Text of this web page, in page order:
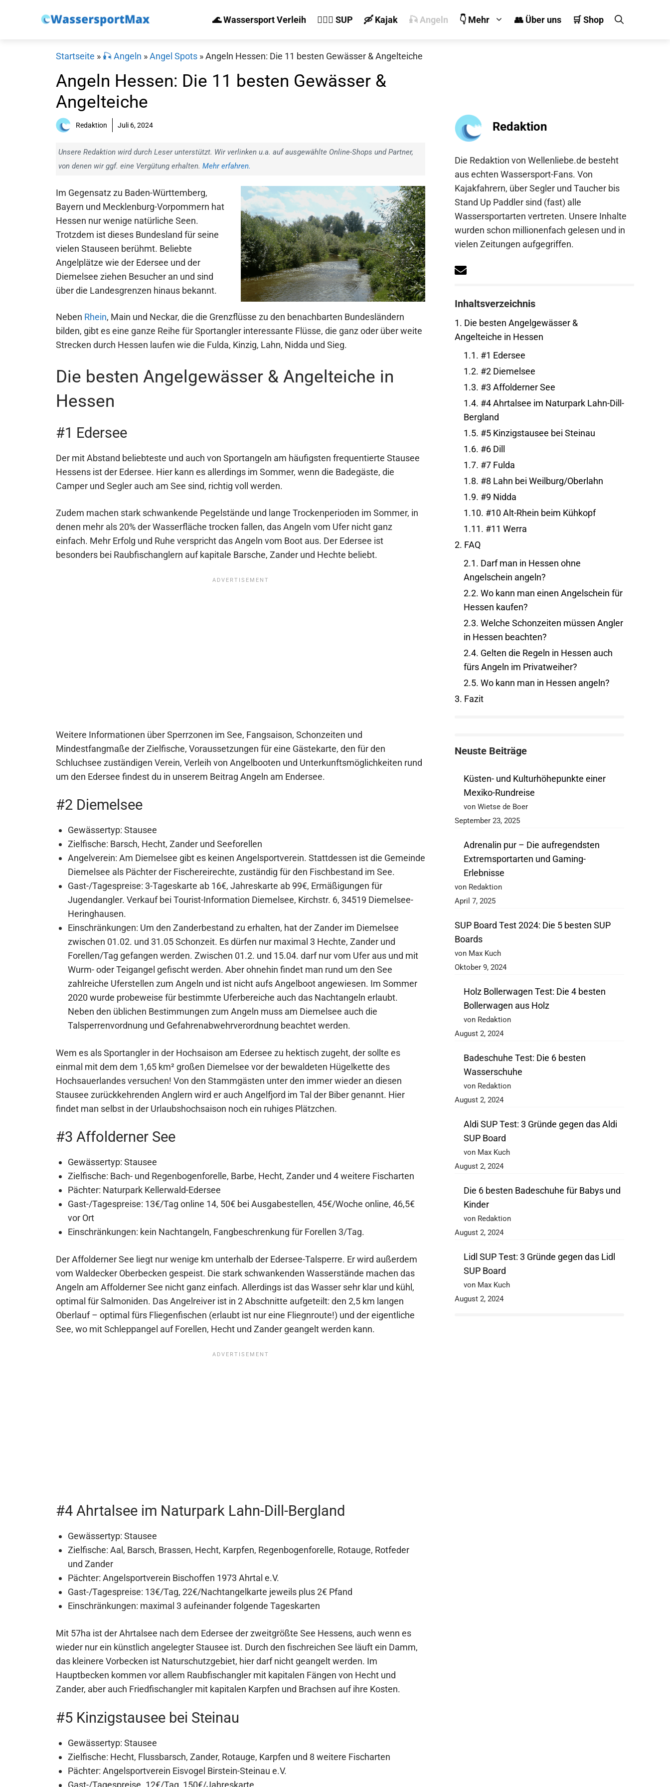
🌊 Wassersport Verleih 🏄‍♀️🛶 SUP 🛶 Kajak 🎣 Angeln 👇 Mehr 👥 Über uns 🛒 Shop
Startseite » 🎣 Angeln »Angel Spots »Angeln Hessen: Die 11 besten Gewässer & Angelteiche
Angeln Hessen: Die 11 besten Gewässer &
Angelteiche
Redaktion Juli 6, 2024
Unsere Redaktion wird durch Leser unterstützt. Wir verlinken u.a. auf ausgewählte Online-Shops und Partner,
von denen wir ggf. eine Vergütung erhalten. Mehr erfahren.
Im Gegensatz zu Baden-Württemberg,
Bayern und Mecklenburg-Vorpommern hat
Hessen nur wenige natürliche Seen.
Trotzdem ist dieses Bundesland für seine
vielen Stauseen berühmt. Beliebte
Angelplätze wie der Edersee und der
Diemelsee ziehen Besucher an und sind
über die Landesgrenzen hinaus bekannt.
Neben Rhein, Main und Neckar, die die Grenzflüsse zu den benachbarten Bundesländern
bilden, gibt es eine ganze Reihe für Sportangler interessante Flüsse, die ganz oder über weite
Strecken durch Hessen laufen wie die Fulda, Kinzig, Lahn, Nidda und Sieg.
Die besten Angelgewässer & Angelteiche in
Hessen
#1 Edersee
Der mit Abstand beliebteste und auch von Sportangeln am häufigsten frequentierte Stausee
Hessens ist der Edersee. Hier kann es allerdings im Sommer, wenn die Badegäste, die
Camper und Segler auch am See sind, richtig voll werden.
Zudem machen stark schwankende Pegelstände und lange Trockenperioden im Sommer, in
denen mehr als 20% der Wasserfläche trocken fallen, das Angeln vom Ufer nicht ganz
einfach. Mehr Erfolg und Ruhe verspricht das Angeln vom Boot aus. Der Edersee ist
besonders bei Raubfischanglern auf kapitale Barsche, Zander und Hechte beliebt.
Weitere Informationen über Sperrzonen im See, Fangsaison, Schonzeiten und
Mindestfangmaße der Zielfische, Voraussetzungen für eine Gästekarte, den für den
Schluchsee zuständigen Verein, Verleih von Angelbooten und Unterkunftsmöglichkeiten rund
um den Edersee findest du in unserem Beitrag Angeln am Endersee.
#2 Diemelsee
Gewässertyp: Stausee
Zielfische: Barsch, Hecht, Zander und Seeforellen
Angelverein: Am Diemelsee gibt es keinen Angelsportverein. Stattdessen ist die Gemeinde
Diemelsee als Pächter der Fischereirechte, zuständig für den Fischbestand im See.
Gast-/Tagespreise: 3-Tageskarte ab 16€, Jahreskarte ab 99€, Ermäßigungen für
Jugendangler. Verkauf bei Tourist-Information Diemelsee, Kirchstr. 6, 34519 Diemelsee-
Heringhausen.
Einschränkungen: Um den Zanderbestand zu erhalten, hat der Zander im Diemelsee
zwischen 01.02. und 31.05 Schonzeit. Es dürfen nur maximal 3 Hechte, Zander und
Forellen/Tag gefangen werden. Zwischen 01.2. und 15.04. darf nur vom Ufer aus und mit
Wurm- oder Teigangel gefischt werden. Aber ohnehin findet man rund um den See
zahlreiche Uferstellen zum Angeln und ist nicht aufs Angelboot angewiesen. Im Sommer
2020 wurde probeweise für bestimmte Uferbereiche auch das Nachtangeln erlaubt.
Neben den üblichen Bestimmungen zum Angeln muss am Diemelsee auch die
Talsperrenvordnung und Gefahrenabwehrverordnung beachtet werden.
Wem es als Sportangler in der Hochsaison am Edersee zu hektisch zugeht, der sollte es
einmal mit dem dem 1,65 km² großen Diemelsee vor der bewaldeten Hügelkette des
Hochsauerlandes versuchen! Von den Stammgästen unter den immer wieder an diesen
Stausee zurückkehrenden Anglern wird er auch Angelfjord im Tal der Biber genannt. Hier
findet man selbst in der Urlaubshochsaison noch ein ruhiges Plätzchen.
#3 Affolderner See
Gewässertyp: Stausee
Zielfische: Bach- und Regenbogenforelle, Barbe, Hecht, Zander und 4 weitere Fischarten
Pächter: Naturpark Kellerwald-Edersee
Gast-/Tagespreise: 13€/Tag online 14, 50€ bei Ausgabestellen, 45€/Woche online, 46,5€
vor Ort
Einschränkungen: kein Nachtangeln, Fangbeschrenkung für Forellen 3/Tag.
Der Affolderner See liegt nur wenige km unterhalb der Edersee-Talsperre. Er wird außerdem
vom Waldecker Oberbecken gespeist. Die stark schwankenden Wasserstände machen das
Angeln am Affolderner See nicht ganz einfach. Allerdings ist das Wasser sehr klar und kühl,
optimal für Salmoniden. Das Angelreiver ist in 2 Abschnitte aufgeteilt: den 2,5 km langen
Oberlauf – optimal fürs Fliegenfischen (erlaubt ist nur eine Fliegnroute!) und der eigentliche
See, wo mit Schleppangel auf Forellen, Hecht und Zander geangelt werden kann.
#4 Ahrtalsee im Naturpark Lahn-Dill-Bergland
Gewässertyp: Stausee
Zielfische: Aal, Barsch, Brassen, Hecht, Karpfen, Regenbogenforelle, Rotauge, Rotfeder
und Zander
Pächter: Angelsportverein Bischoffen 1973 Ahrtal e.V.
Gast-/Tagespreise: 13€/Tag, 22€/Nachtangelkarte jeweils plus 2€ Pfand
Einschränkungen: maximal 3 aufeinander folgende Tageskarten
Mit 57ha ist der Ahrtalsee nach dem Edersee der zweitgrößte See Hessens, auch wenn es
wieder nur ein künstlich angelegter Stausee ist. Durch den fischreichen See läuft ein Damm,
das kleinere Vorbecken ist Naturschutzgebiet, hier darf nicht geangelt werden. Im
Hauptbecken kommen vor allem Raubfischangler mit kapitalen Fängen von Hecht und
Zander, aber auch Friedfischangler mit kapitalen Karpfen und Brachsen auf ihre Kosten.
#5 Kinzigstausee bei Steinau
Gewässertyp: Stausee
Zielfische: Hecht, Flussbarsch, Zander, Rotauge, Karpfen und 8 weitere Fischarten
Pächter: Angelsportverein Eisvogel Birstein-Steinau e.V.
Gast-/Tagespreise. 12€/Tag, 150€/Jahreskarte
Redaktion
Die Redaktion von Wellenliebe.de besteht
aus echten Wassersport-Fans. Von
Kajakfahrern, über Segler und Taucher bis
Stand Up Paddler sind (fast) alle
Wassersportarten vertreten. Unsere Inhalte
wurden schon millionenfach gelesen und in
vielen Zeitungen aufgegriffen.
Inhaltsverzeichnis
1. Die besten Angelgewässer &
Angelteiche in Hessen
1.1. #1 Edersee
1.2. #2 Diemelsee
1.3. #3 Affolderner See
1.4. #4 Ahrtalsee im Naturpark Lahn-Dill-
Bergland
1.5. #5 Kinzigstausee bei Steinau
1.6. #6 Dill
1.7. #7 Fulda
1.8. #8 Lahn bei Weilburg/Oberlahn
1.9. #9 Nidda
1.10. #10 Alt-Rhein beim Kühkopf
1.11. #11 Werra
2. FAQ
2.1. Darf man in Hessen ohne
Angelschein angeln?
2.2. Wo kann man einen Angelschein für
Hessen kaufen?
2.3. Welche Schonzeiten müssen Angler
in Hessen beachten?
2.4. Gelten die Regeln in Hessen auch
fürs Angeln im Privatweiher?
2.5. Wo kann man in Hessen angeln?
3. Fazit
Neuste Beiträge
Küsten- und Kulturhöhepunkte einer
Mexiko-Rundreise
von Wietse de Boer
September 23, 2025
Adrenalin pur – Die aufregendsten
Extremsportarten und Gaming-
Erlebnisse
von Redaktion
April 7, 2025
SUP Board Test 2024: Die 5 besten SUP
Boards
von Max Kuch
Oktober 9, 2024
Holz Bollerwagen Test: Die 4 besten
Bollerwagen aus Holz
von Redaktion
August 2, 2024
Badeschuhe Test: Die 6 besten
Wasserschuhe
von Redaktion
August 2, 2024
Aldi SUP Test: 3 Gründe gegen das Aldi
SUP Board
von Max Kuch
August 2, 2024
Die 6 besten Badeschuhe für Babys und
Kinder
von Redaktion
August 2, 2024
Lidl SUP Test: 3 Gründe gegen das Lidl
SUP Board
von Max Kuch
August 2, 2024